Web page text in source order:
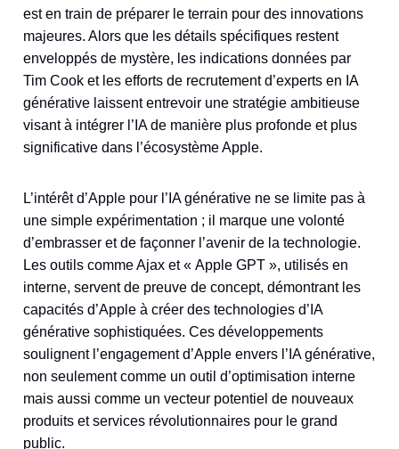
est en train de préparer le terrain pour des innovations
majeures. Alors que les détails spécifiques restent
enveloppés de mystère, les indications données par
Tim Cook et les efforts de recrutement d’experts en IA
générative laissent entrevoir une stratégie ambitieuse
visant à intégrer l’IA de manière plus profonde et plus
significative dans l’écosystème Apple.
L’intérêt d’Apple pour l’IA générative ne se limite pas à
une simple expérimentation ; il marque une volonté
d’embrasser et de façonner l’avenir de la technologie.
Les outils comme Ajax et « Apple GPT », utilisés en
interne, servent de preuve de concept, démontrant les
capacités d’Apple à créer des technologies d’IA
générative sophistiquées​​. Ces développements
soulignent l’engagement d’Apple envers l’IA générative,
non seulement comme un outil d’optimisation interne
mais aussi comme un vecteur potentiel de nouveaux
produits et services révolutionnaires pour le grand
public.